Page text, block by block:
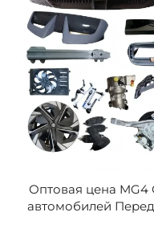
Оптовая цена MG4
автомобилей